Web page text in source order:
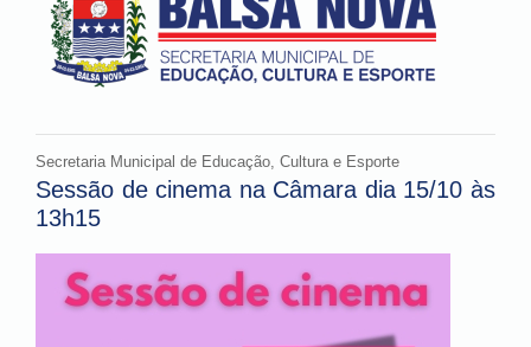
Secretaria Municipal de Educação, Cultura e Esporte
Sessão de cinema na Câmara dia 15/10 às
13h15